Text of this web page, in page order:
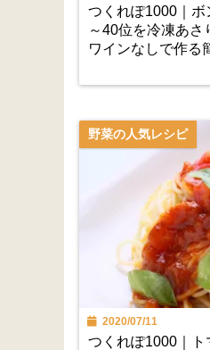
つくれぽ1000｜
～40位を冷凍あさ
ワインなしで作る
野菜の人気レシピ
2020/07/11
つくれぽ1000｜